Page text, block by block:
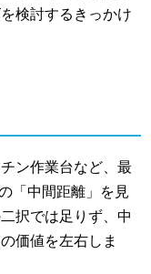
検討するきっかけ
ン作業台など、最
「中間距離」を見
択では足りず、中
価値を左右しま